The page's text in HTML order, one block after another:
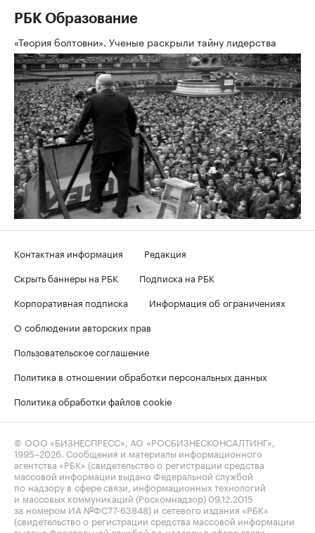
РБК Образование
«Теория болтовни». Ученые раскрыли тайну лидерства
Контактная информация
Редакция
Скрыть баннеры на РБК
Подписка на РБК
Корпоративная подписка
Информация об ограничениях
О соблюдении авторских прав
Пользовательское соглашение
Политика в отношении обработки персональных данных
Политика обработки файлов cookie
© ООО «БИЗНЕСПРЕСС», АО «РОСБИЗНЕСКОНСАЛТИНГ»,
1995–2026. Сообщения и материалы информационного
агентства «РБК» (свидетельство о регистрации средства
массовой информации выдано Федеральной службой
по надзору в сфере связи, информационных технологий
и массовых коммуникаций (Роскомнадзор) 09.12.2015
за номером ИА №ФС77-63848) и сетевого издания «РБК»
(свидетельство о регистрации средства массовой информации